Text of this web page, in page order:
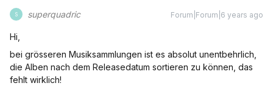
S superquadric Forum|Forum|6 years ago
Hi,
bei grösseren Musiksammlungen ist es absolut unentbehrlich,
die Alben nach dem Releasedatum sortieren zu können, das
fehlt wirklich!